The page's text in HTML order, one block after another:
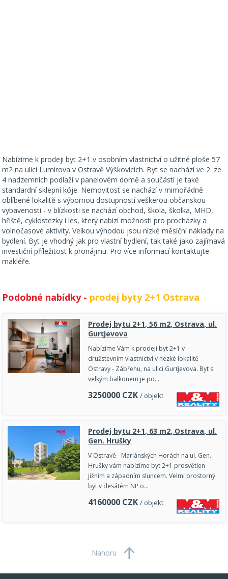
Nabízíme k prodeji byt 2+1 v osobním vlastnictví o užitné ploše 57
m2 na ulici Lumírova v Ostravě Výškovicích. Byt se nachází ve 2. ze
4 nadzemních podlaží v panelovém domě a součástí je také
standardní sklepní kóje. Nemovitost se nachází v mimořádně
oblíbené lokalitě s výbornou dostupností veškerou občanskou
vybavenosti - v blízkosti se nachází obchod, škola, školka, MHD,
hřiště, cyklostezky i les, který nabízí možnosti pro procházky a
volnočasové aktivity. Velkou výhodou jsou nízké měsíční náklady na
bydlení. Byt je vhodný jak pro vlastní bydlení, tak také jako zajímavá
investiční příležitost k pronájmu. Pro více informací kontaktujte
makléře.
Podobné nabídky - prodej byty 2+1 Ostrava
Prodej bytu 2+1, 56 m2, Ostrava, ul.
Gurťjevova
Nabízíme Vám k prodeji byt 2+1 v
družstevním vlastnictví v hezké lokalitě
Ostravy - Zábřehu, na ulici Gurťjevova. Byt s
velkým balkonem je po…
3250000 CZK / objekt
Prodej bytu 2+1, 63 m2, Ostrava, ul.
Gen. Hrušky
V Ostravě - Mariánských Horách na ul. Gen.
Hrušky vám nabízíme byt 2+1 prosvětlen
jižním a západním sluncem. Velmi prostorný
byt v desátém NP o…
4160000 CZK / objekt
Nahoru